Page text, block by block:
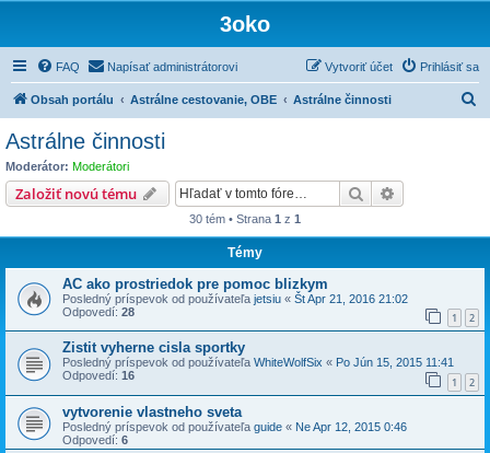
3oko
FAQ Napísať administrátorovi Prihlásiť sa
Vytvoriť účet
Obsah portálu Astrálne cestovanie, OBE Astrálne činnosti
Astrálne činnosti
Moderátor: Moderátori
Založiť novú tému Hľadať
30 tém • Strana 1 z 1
Témy
AC ako prostriedok pre pomoc blizkym
Posledný príspevok od používateľa jetsiu « Št Apr 21, 2016 21:02
Odpovedí: 28 1 2
Zistit vyherne cisla sportky
Posledný príspevok od používateľa WhiteWolfSix « Po Jún 15, 2015 11:41
Odpovedí: 16 1 2
vytvorenie vlastneho sveta
Posledný príspevok od používateľa guide « Ne Apr 12, 2015 0:46
Odpovedí: 6